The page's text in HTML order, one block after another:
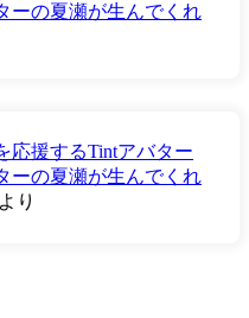
ーの夏瀬が生んでくれ
応援するTintアバター
ーの夏瀬が生んでくれ
より